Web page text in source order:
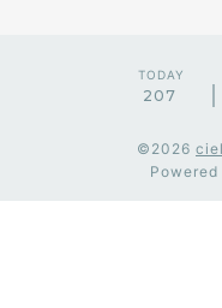
TODAY
207
©2026
Powered